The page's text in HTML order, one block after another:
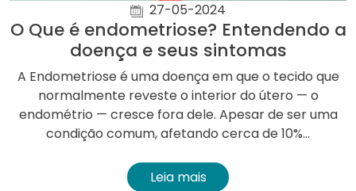
27-05-2024
O Que é endometriose? Entendendo a
doença e seus sintomas
A Endometriose é uma doença em que o tecido que
normalmente reveste o interior do útero — o
endométrio — cresce fora dele. Apesar de ser uma
condição comum, afetando cerca de 10%...
Leia mais